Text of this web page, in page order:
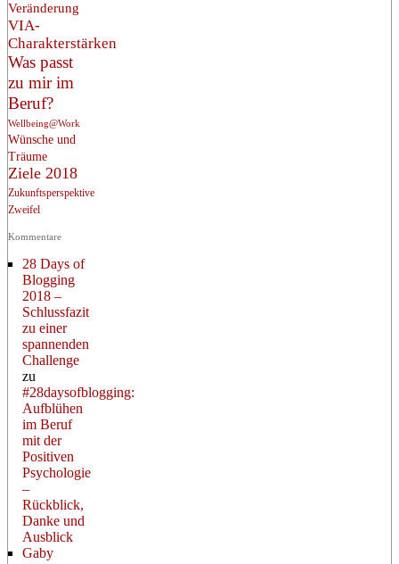
Veränderung
VIA-
Charakterstärken
Was passt
zu mir im
Beruf?
Wellbeing@Work
Wünsche und
Träume
Ziele 2018
Zukunftsperspektive
Zweifel
Kommentare
28 Days of
Blogging
2018 –
Schlussfazit
zu einer
spannenden
Challenge
zu
#28daysofblogging:
Aufblühen
im Beruf
mit der
Positiven
Psychologie
–
Rückblick,
Danke und
Ausblick
Gaby